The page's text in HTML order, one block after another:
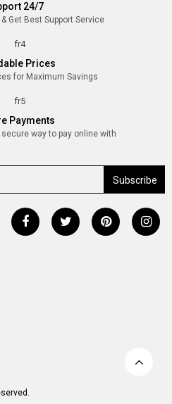
24/7
Get Best Support Service
Prices
for Maximum Savings
Payments
way to pay online with